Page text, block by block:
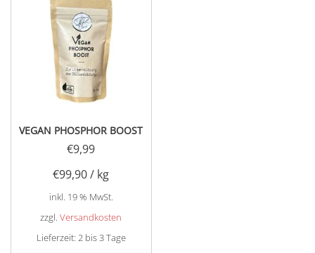
VEGAN PHOSPHOR BOOST
€9,99
€99,90/ kg
inkl. 19 % MwSt.
zzgl.Versandkosten
Lieferzeit: 2 bis 3 Tage